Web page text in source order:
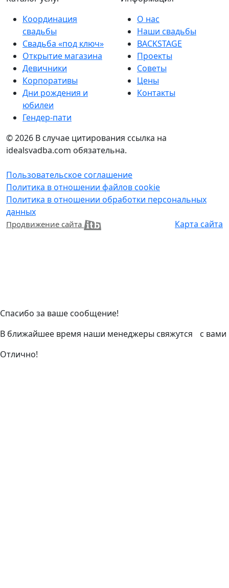
Координация
свадьбы
Свадьба «под ключ»
Открытие магазина
Девичники
Корпоративы
Дни рождения и
юбилеи
Гендер-пати
О нас
Наши свадьбы
BACKSTAGE
Проекты
Советы
Цены
Контакты
© 2026 В случае цитирования ссылка на
idealsvadba.com обязательна.
Пользовательское соглашение
Политика в отношении файлов cookie
Политика в отношении обработки персональных
данных
Продвижение сайта Карта сайта
Спасибо за ваше сообщение!
В ближайшее время наши менеджеры свяжутся с вами
Отлично!